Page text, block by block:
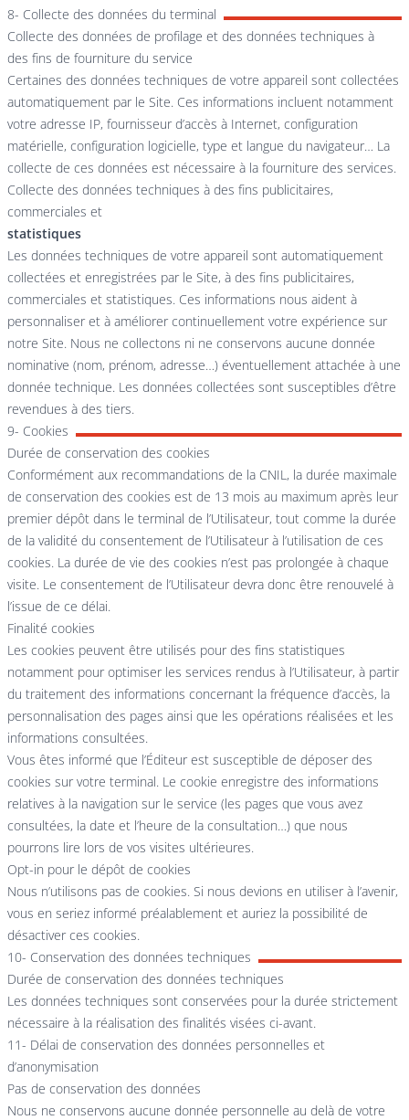
8- Collecte des données du terminal
Collecte des données de profilage et des données techniques à
des fins de fourniture du service
Certaines des données techniques de votre appareil sont collectées
automatiquement par le Site. Ces informations incluent notamment
votre adresse IP, fournisseur d’accès à Internet, configuration
matérielle, configuration logicielle, type et langue du navigateur… La
collecte de ces données est nécessaire à la fourniture des services.
Collecte des données techniques à des fins publicitaires,
commerciales et
statistiques
Les données techniques de votre appareil sont automatiquement
collectées et enregistrées par le Site, à des fins publicitaires,
commerciales et statistiques. Ces informations nous aident à
personnaliser et à améliorer continuellement votre expérience sur
notre Site. Nous ne collectons ni ne conservons aucune donnée
nominative (nom, prénom, adresse…) éventuellement attachée à une
donnée technique. Les données collectées sont susceptibles d’être
revendues à des tiers.
9- Cookies
Durée de conservation des cookies
Conformément aux recommandations de la CNIL, la durée maximale
de conservation des cookies est de 13 mois au maximum après leur
premier dépôt dans le terminal de l’Utilisateur, tout comme la durée
de la validité du consentement de l’Utilisateur à l’utilisation de ces
cookies. La durée de vie des cookies n’est pas prolongée à chaque
visite. Le consentement de l’Utilisateur devra donc être renouvelé à
l’issue de ce délai.
Finalité cookies
Les cookies peuvent être utilisés pour des fins statistiques
notamment pour optimiser les services rendus à l’Utilisateur, à partir
du traitement des informations concernant la fréquence d’accès, la
personnalisation des pages ainsi que les opérations réalisées et les
informations consultées.
Vous êtes informé que l’Éditeur est susceptible de déposer des
cookies sur votre terminal. Le cookie enregistre des informations
relatives à la navigation sur le service (les pages que vous avez
consultées, la date et l’heure de la consultation…) que nous
pourrons lire lors de vos visites ultérieures.
Opt-in pour le dépôt de cookies
Nous n’utilisons pas de cookies. Si nous devions en utiliser à l’avenir,
vous en seriez informé préalablement et auriez la possibilité de
désactiver ces cookies.
10- Conservation des données techniques
Durée de conservation des données techniques
Les données techniques sont conservées pour la durée strictement
nécessaire à la réalisation des finalités visées ci-avant.
11- Délai de conservation des données personnelles et
d’anonymisation
Pas de conservation des données
Nous ne conservons aucune donnée personnelle au delà de votre